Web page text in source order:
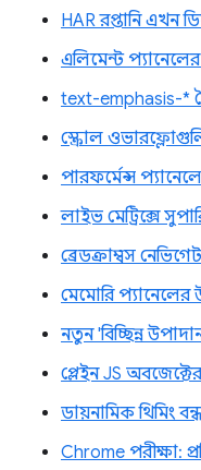
HAR রপ্তানি এখন
এলিমেন্ট প্যানেলের
text-emphasis-*
স্ক্রোল
পারফর্মেন্স
লাইভ মেট্রিক্সে
ব্রেডক্রাম্বস
মেমোরি প্যানেলের
নতুন 'বিচ্ছিন্ন
প্লেইন JS
ডায়নামিক থিমিং
Chrome পরীক্ষা: